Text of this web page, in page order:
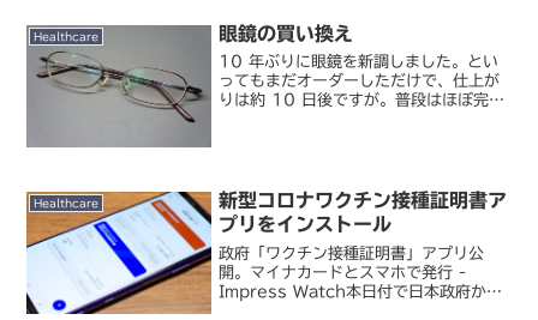
Healthcare 眼鏡の買い換え
10 年ぶりに眼鏡を新調しました。とい
ってもまだオーダーしただけで、仕上が
りは約 10 日後ですが。普段はほぼ完全
Healthcare
新型コロナワクチン接種証明書ア
プリをインストール
政府「ワクチン接種証明書」アプリ公
開。マイナカードとスマホで発行 -
Impress Watch本日付で日本政府から